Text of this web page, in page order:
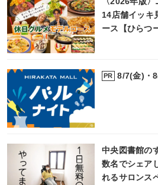
14店舗イッキ
ース【ひらつ
PR 8/7(金)・
中央図書館の
数名でシェア
れるサロンス